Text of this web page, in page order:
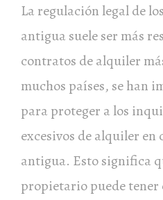
La regulación legal de
antigua suele ser más
contratos de alquiler
muchos países, se han
para proteger a los
excesivos de alquiler
antigua. Esto significa
propietario puede tener